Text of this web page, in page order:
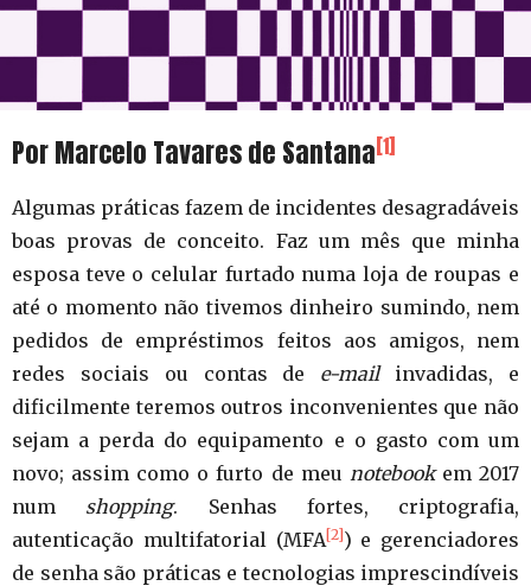
Por Marcelo Tavares de Santana[1]
Algumas práticas fazem de incidentes desagradáveis
boas provas de conceito. Faz um mês que minha
esposa teve o celular furtado numa loja de roupas e
até o momento não tivemos dinheiro sumindo, nem
pedidos de empréstimos feitos aos amigos, nem
redes sociais ou contas de e-mail invadidas, e
dificilmente teremos outros inconvenientes que não
sejam a perda do equipamento e o gasto com um
novo; assim como o furto de meu notebookem 2017
num shopping. Senhas fortes, criptografia,
autenticação multifatorial (MFA[2]) e gerenciadores
de senha são práticas e tecnologias imprescindíveis